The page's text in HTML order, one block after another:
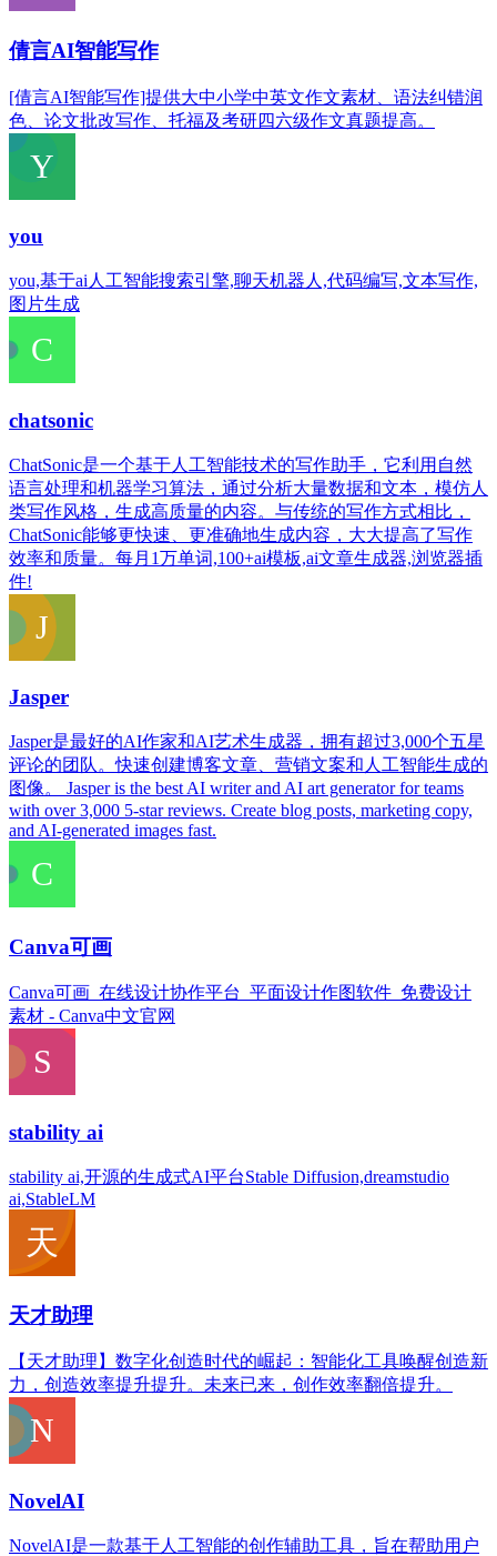
倩言AI智能写作
[倩言AI智能写作]提供大中小学中英文作文素材、语法纠错润
色、论文批改写作、托福及考研四六级作文真题提高。
you
you,基于ai人工智能搜索引擎,聊天机器人,代码编写,文本写作,
图片生成
chatsonic
ChatSonic是一个基于人工智能技术的写作助手，它利用自然
语言处理和机器学习算法，通过分析大量数据和文本，模仿人
类写作风格，生成高质量的内容。与传统的写作方式相比，
ChatSonic能够更快速、更准确地生成内容，大大提高了写作
效率和质量。每月1万单词,100+ai模板,ai文章生成器,浏览器插
件!
Jasper
Jasper是最好的AI作家和AI艺术生成器，拥有超过3,000个五星
评论的团队。快速创建博客文章、营销文案和人工智能生成的
图像。 Jasper is the best AI writer and AI art generator for teams
with over 3,000 5-star reviews. Create blog posts, marketing copy,
and AI-generated images fast.
Canva可画
Canva可画_在线设计协作平台_平面设计作图软件_免费设计
素材 - Canva中文官网
stability ai
stability ai,开源的生成式AI平台Stable Diffusion,dreamstudio
ai,StableLM
天才助理
【天才助理】数字化创造时代的崛起：智能化工具唤醒创造新
力，创造效率提升提升。未来已来，创作效率翻倍提升。
NovelAI
NovelAI是一款基于人工智能的创作辅助工具，旨在帮助用户